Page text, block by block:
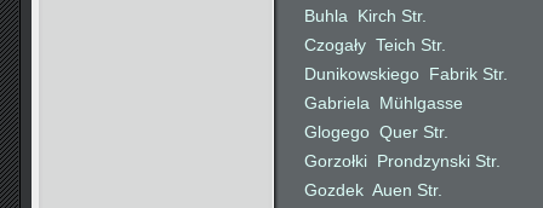
Buhla  Kirch Str.
Czogały  Teich Str.
Dunikowskiego  Fabrik Str.
Gabriela  Mühlgasse
Glogego  Quer Str.
Gorzołki  Prondzynski Str.
Gozdek  Auen Str.